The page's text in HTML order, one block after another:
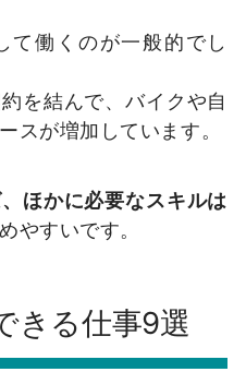
て働くのが一般的でし
を結んで、バイクや自
スが増加しています。
ほかに必要なスキルは
やすいです。
きる仕事9選